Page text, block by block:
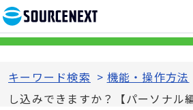
キーワード検索 > 機能・操作方法
し込みできますか？【パーソナル